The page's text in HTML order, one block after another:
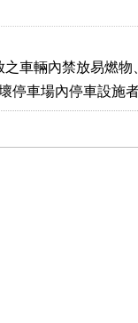
之車輛內禁放易燃
壞停車場內停車設